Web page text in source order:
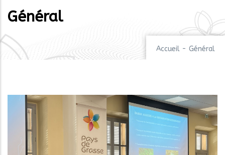
Général
Accueil - Général